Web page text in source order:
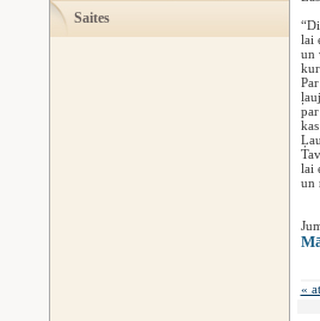
Saites
lai
un
kur
lai
un
«